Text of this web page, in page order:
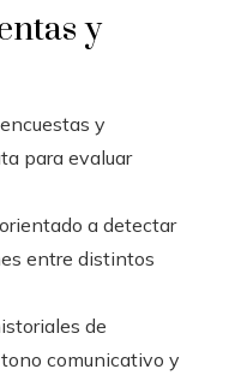
y
y
para evaluar
a detectar
entre distintos
de
comunicativo y